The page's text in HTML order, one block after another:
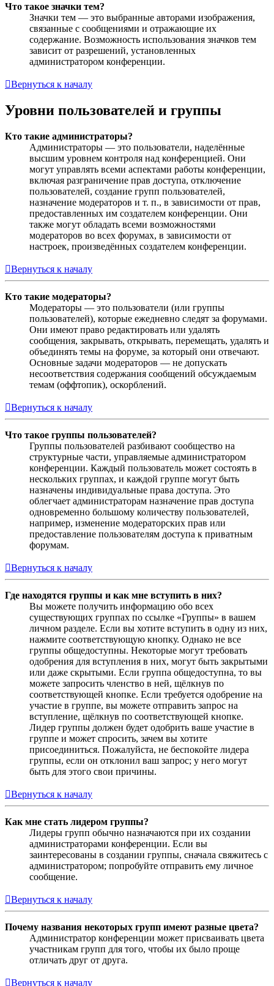
Что такое значки тем?
Значки тем — это выбранные авторами изображения,
связанные с сообщениями и отражающие их
содержание. Возможность использования значков тем
зависит от разрешений, установленных
администратором конференции.
Вернуться к началу
Уровни пользователей и группы
Кто такие администраторы?
Администраторы — это пользователи, наделённые
высшим уровнем контроля над конференцией. Они
могут управлять всеми аспектами работы конференции,
включая разграничение прав доступа, отключение
пользователей, создание групп пользователей,
назначение модераторов и т. п., в зависимости от прав,
предоставленных им создателем конференции. Они
также могут обладать всеми возможностями
модераторов во всех форумах, в зависимости от
настроек, произведённых создателем конференции.
Вернуться к началу
Кто такие модераторы?
Модераторы — это пользователи (или группы
пользователей), которые ежедневно следят за форумами.
Они имеют право редактировать или удалять
сообщения, закрывать, открывать, перемещать, удалять и
объединять темы на форуме, за который они отвечают.
Основные задачи модераторов — не допускать
несоответствия содержания сообщений обсуждаемым
темам (оффтопик), оскорблений.
Вернуться к началу
Что такое группы пользователей?
Группы пользователей разбивают сообщество на
структурные части, управляемые администратором
конференции. Каждый пользователь может состоять в
нескольких группах, и каждой группе могут быть
назначены индивидуальные права доступа. Это
облегчает администраторам назначение прав доступа
одновременно большому количеству пользователей,
например, изменение модераторских прав или
предоставление пользователям доступа к приватным
форумам.
Вернуться к началу
Где находятся группы и как мне вступить в них?
Вы можете получить информацию обо всех
существующих группах по ссылке «Группы» в вашем
личном разделе. Если вы хотите вступить в одну из них,
нажмите соответствующую кнопку. Однако не все
группы общедоступны. Некоторые могут требовать
одобрения для вступления в них, могут быть закрытыми
или даже скрытыми. Если группа общедоступна, то вы
можете запросить членство в ней, щёлкнув по
соответствующей кнопке. Если требуется одобрение на
участие в группе, вы можете отправить запрос на
вступление, щёлкнув по соответствующей кнопке.
Лидер группы должен будет одобрить ваше участие в
группе и может спросить, зачем вы хотите
присоединиться. Пожалуйста, не беспокойте лидера
группы, если он отклонил ваш запрос; у него могут
быть для этого свои причины.
Вернуться к началу
Как мне стать лидером группы?
Лидеры групп обычно назначаются при их создании
администраторами конференции. Если вы
заинтересованы в создании группы, сначала свяжитесь с
администратором; попробуйте отправить ему личное
сообщение.
Вернуться к началу
Почему названия некоторых групп имеют разные цвета?
Администратор конференции может присваивать цвета
участникам групп для того, чтобы их было проще
отличать друг от друга.
Вернуться к началу